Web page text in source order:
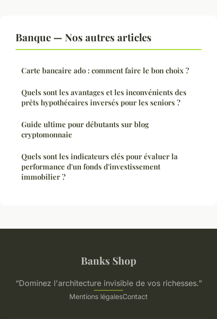
Banque — Nos autres articles
Carte bancaire ado : comment faire le bon choix ?
Quels sont les avantages et les inconvénients des
prêts hypothécaires inversés pour les seniors ?
Guide ultime pour débutants sur blog
cryptomonnaie
Quels sont les indicateurs clés pour évaluer la
performance d'un fonds d'investissement
immobilier ?
Banks Shop
“Dominez l'architecture invisible de vos richesses.”
Mentions légalesContact